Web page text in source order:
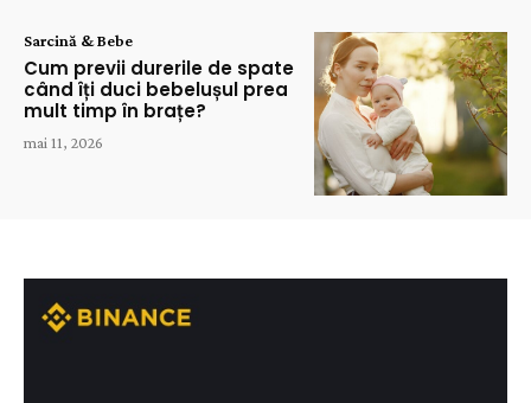
Sarcină & Bebe
Cum previi durerile de spate
când îți duci bebelușul prea
mult timp în brațe?
mai 11, 2026